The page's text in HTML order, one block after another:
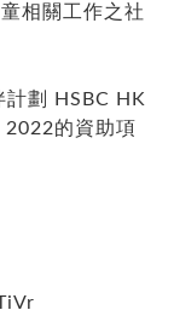
相關工作之社
計劃 HSBC HK
2022的資助項